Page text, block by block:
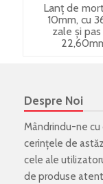
Lanț de
10mm, cu
zale și
Despre Noi
Mândrindu-ne
cerințele de
cele ale
de produse